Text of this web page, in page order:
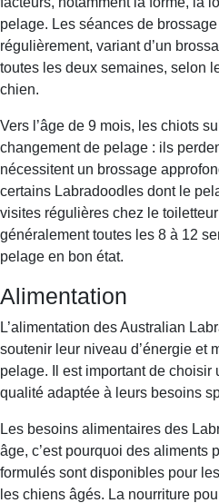
pelage. Les séances de
régulièrement, variant d’un
toutes les deux semaines, selon
chien.
Vers l’âge de 9 mois, les chiots
changement de pelage : ils
nécessitent un brossage
certains Labradoodles dont le
visites régulières chez le
généralement toutes les 8 à 12
pelage en bon état.
Alimentation
L’alimentation des Australian
soutenir leur niveau d’énergie et
pelage. Il est important de choisir
qualité adaptée à leurs besoins
Les besoins alimentaires des
âge, c’est pourquoi des aliments
formulés sont disponibles pour
les chiens âgés. La nourriture